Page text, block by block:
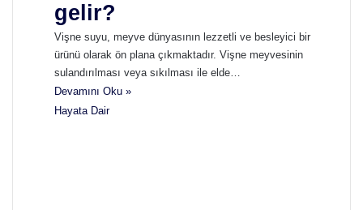
gelir?
Vişne suyu, meyve dünyasının lezzetli ve besleyici bir
ürünü olarak ön plana çıkmaktadır. Vişne meyvesinin
sulandırılması veya sıkılması ile elde…
Devamını Oku »
Hayata Dair